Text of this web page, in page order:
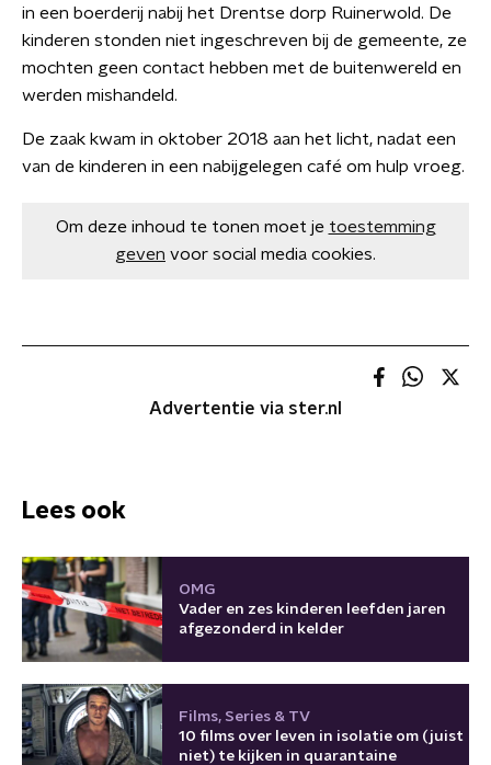
in een boerderij nabij het Drentse dorp Ruinerwold. De
kinderen stonden niet ingeschreven bij de gemeente, ze
mochten geen contact hebben met de buitenwereld en
werden mishandeld.
De zaak kwam in oktober 2018 aan het licht, nadat een
van de kinderen in een nabijgelegen café om hulp vroeg.
Om deze inhoud te tonen moet je toestemming
geven voor social media cookies.
Advertentie via ster.nl
Lees ook
OMG
Vader en zes kinderen leefden jaren
afgezonderd in kelder
Films, Series & TV
10 films over leven in isolatie om (juist
niet) te kijken in quarantaine